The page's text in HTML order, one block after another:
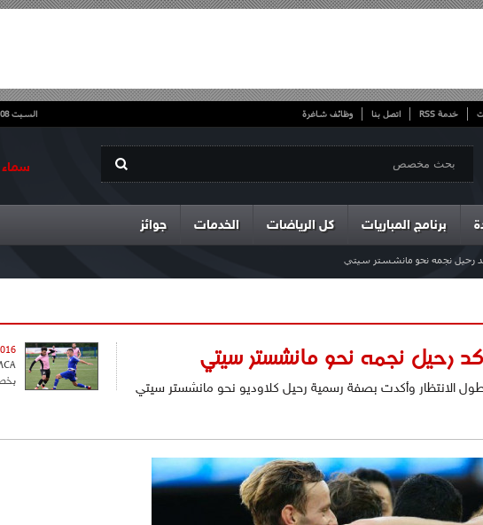
خدمة RSS اتصل بنا وظائف شاغرة السبت 08 أغسطس 2026 03:43
برنامج المباريات كل الرياضات الخدمات جوائز
رحيل نجمه نحو مانشستر سيتي
رحيل نجمه نحو مانشستر سيتي
الانتظار وأكدت بصفة رسمية رحيل كلاوديو نحو مانشستر سيتي